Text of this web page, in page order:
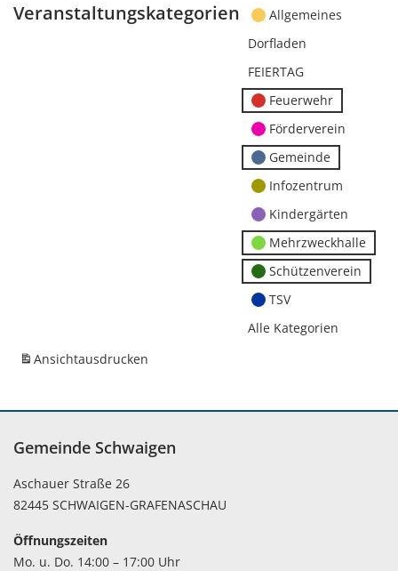
Veranstaltungskategorien
Allgemeines
Dorfladen
FEIERTAG
Feuerwehr
Förderverein
Gemeinde
Infozentrum
Kindergärten
Mehrzweckhalle
Schützenverein
TSV
Alle Kategorien
Ansichtausdrucken
Gemeinde Schwaigen
Aschauer Straße 26
82445 SCHWAIGEN-GRAFENASCHAU
Öffnungszeiten
Mo. u. Do. 14:00 – 17:00 Uhr